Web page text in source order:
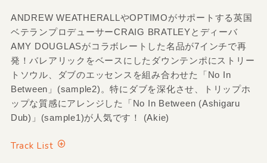
ANDREW WEATHERALLやOPTIMOがサポートする英国
ベテランプロデューサーCRAIG BRATLEYとディーバ
AMY DOUGLASがコラボレートした名品が7インチで再
発！バレアリックをベースにしたダウンテンポにストリー
トソウル、ダブのエッセンスを組み合わせた「No In
Between」(sample2)。特にダブを深化させ、トリップホ
ップな質感にアレンジした「No In Between (Ashigaru
Dub)」(sample1)が人気です！ (Akie)
Track List